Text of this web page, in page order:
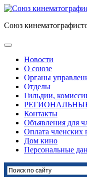
Союз
Новости
О союзе
Органы
Отделы
Гильдии,
Контакты
Объявления для
Оплата членских
Дом кино
Персональные